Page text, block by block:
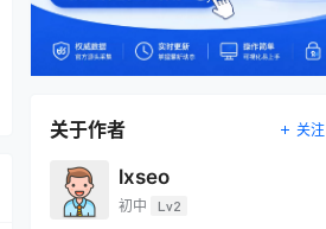
关于作者 关注
lxseo
初中 Lv2